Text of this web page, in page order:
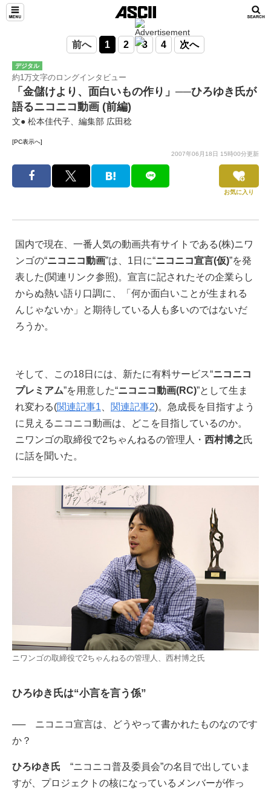
前へ 1 2 3 4 次へ
デジタル
約1万文字のロングインタビュー
「金儲けより、面白いもの作り」──ひろゆき氏が
語るニコニコ動画 (前編)
文● 松本佳代子、編集部 広田稔
[PC表示へ]
2007年06月18日 15時00分更新
お気に入り
国内で現在、一番人気の動画共有サイトである(株)ニワ
ンゴの“ニコニコ動画”は、1日に“ニコニコ宣言(仮)”を発
表した(関連リンク参照)。宣言に記されたその企業らし
からぬ熱い語り口調に、「何か面白いことが生まれる
んじゃないか」と期待している人も多いのではないだ
ろうか。
そして、この18日には、新たに有料サービス“ニコニコ
プレミアム”を用意した“ニコニコ動画(RC)”として生ま
れ変わる(関連記事1 関連記事2)。急成長を目指すよう
に見えるニコニコ動画は、どこを目指しているのか。
ニワンゴの取締役で2ちゃんねるの管理人・ 西村博之氏
に話を聞いた。
ニワンゴの取締役で2ちゃんねるの管理人、西村博之氏
ひろゆき氏は“小言を言う係”
──ニコニコ宣言は、どうやって書かれたものなのです
か？
ひろゆき氏 “ニコニコ普及委員会”の名目で出していま
すが、プロジェクトの核になっているメンバーが作っ